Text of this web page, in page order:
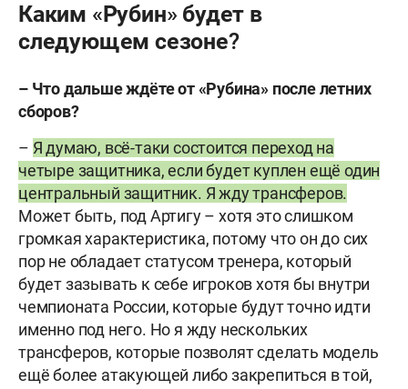
Каким «Рубин» будет в
следующем сезоне?
– Что дальше ждёте от «Рубина» после летних
сборов?
– Я думаю, всё-таки состоится переход на
четыре защитника, если будет куплен ещё один
центральный защитник. Я жду трансферов.
Может быть, под Артигу – хотя это слишком
громкая характеристика, потому что он до сих
пор не обладает статусом тренера, который
будет зазывать к себе игроков хотя бы внутри
чемпионата России, которые будут точно идти
именно под него. Но я жду нескольких
трансферов, которые позволят сделать модель
ещё более атакующей либо закрепиться в той,